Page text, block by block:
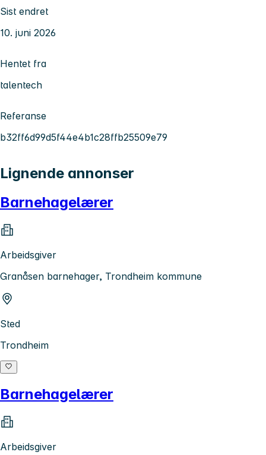
Sist endret
10. juni 2026
Hentet fra
talentech
Referanse
b32ff6d99d5f44e4b1c28ffb25509e79
Lignende annonser
Barnehagelærer
Arbeidsgiver
Granåsen barnehager, Trondheim kommune
Sted
Trondheim
Barnehagelærer
Arbeidsgiver